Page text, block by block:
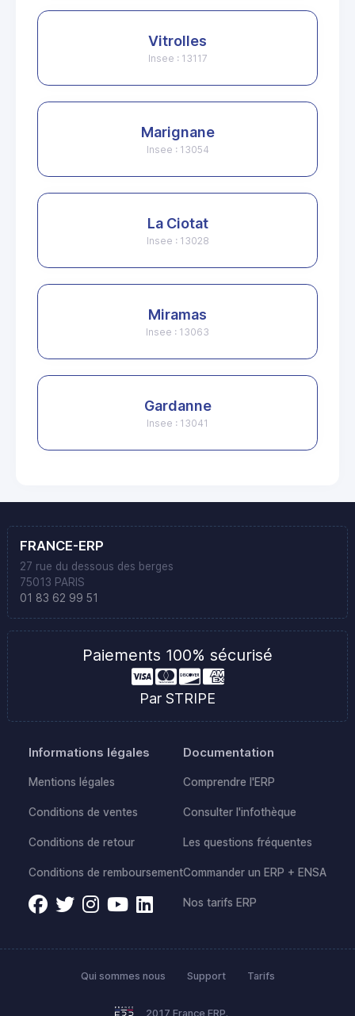
Vitrolles
Insee : 13117
Marignane
Insee : 13054
La Ciotat
Insee : 13028
Miramas
Insee : 13063
Gardanne
Insee : 13041
FRANCE-ERP
27 rue du dessous des berges
75013 PARIS
01 83 62 99 51
Paiements 100% sécurisé
Par STRIPE
Informations légales
Mentions légales
Conditions de ventes
Conditions de retour
Conditions de remboursement
Documentation
Comprendre l'ERP
Consulter l'infothèque
Les questions fréquentes
Commander un ERP + ENSA
Nos tarifs ERP
2017 France ERP.
Qui sommes nous Support Tarifs